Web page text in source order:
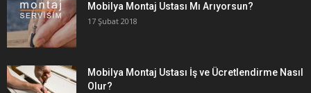
Mobilya Montaj Ustası Mı Arıyorsun?
17 Şubat 2018
Mobilya Montaj Ustası İş ve Ücretlendirme Nasıl
Olur?